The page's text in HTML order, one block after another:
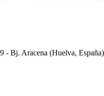
- Bj. Aracena (Huelva, España)